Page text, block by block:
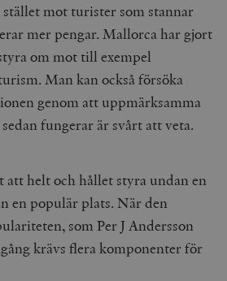
mot turister som stannar
mer pengar. Mallorca har gjort
om mot till exempel
Man kan också försöka
genom att uppmärksamma
fungerar är svårt att veta.
att helt och hållet styra undan en
en populär plats. När den
som Per J Andersson
krävs flera komponenter för